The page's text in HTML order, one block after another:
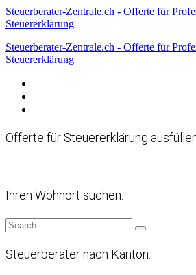
Steuerberater-Zentrale.ch - Offerte für
Steuererklärung
Steuerberater-Zentrale.ch - Offerte für
Steuererklärung
Offerte für Steuererklärung
Ihren Wohnort suchen:
Steuerberater nach Kanton: